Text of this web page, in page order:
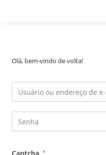
Olá, bem-vindo de volta!
*